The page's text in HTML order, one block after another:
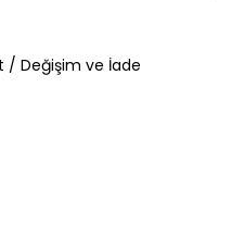
/ Değişim ve İade